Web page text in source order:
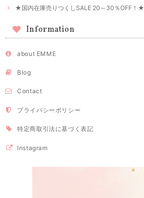
★国内在庫売りつくしSALE 20～30％OFF！★
Information
about EMME
Blog
Contact
プライバシーポリシー
特定商取引法に基づく表記
Instagram